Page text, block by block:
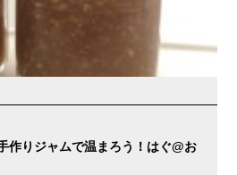
りジャムで温まろう！はぐ@お